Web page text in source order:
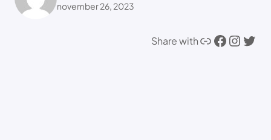
november 26, 2023
Share withLink Facebook Instagram Twitter